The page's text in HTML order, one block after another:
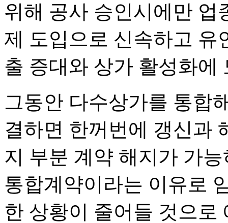
위해 공사 승인시에만 업
제 도입으로 신속하고 유
출 증대와 상가 활성화에
그동안 다수상가를 통합
결하면 한꺼번에 갱신과
지 부분 계약 해지가 가
통합계약이라는 이유로
한 상황이 줄어들 것으로